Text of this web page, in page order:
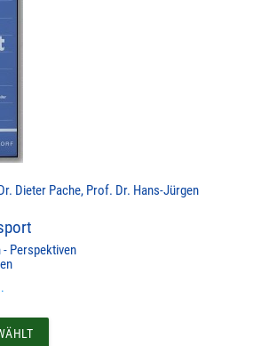
Dieter Pache, Prof. Dr. Hans-Jürgen
- Perspektiven